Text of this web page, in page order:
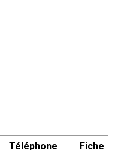
Téléphone Fiche